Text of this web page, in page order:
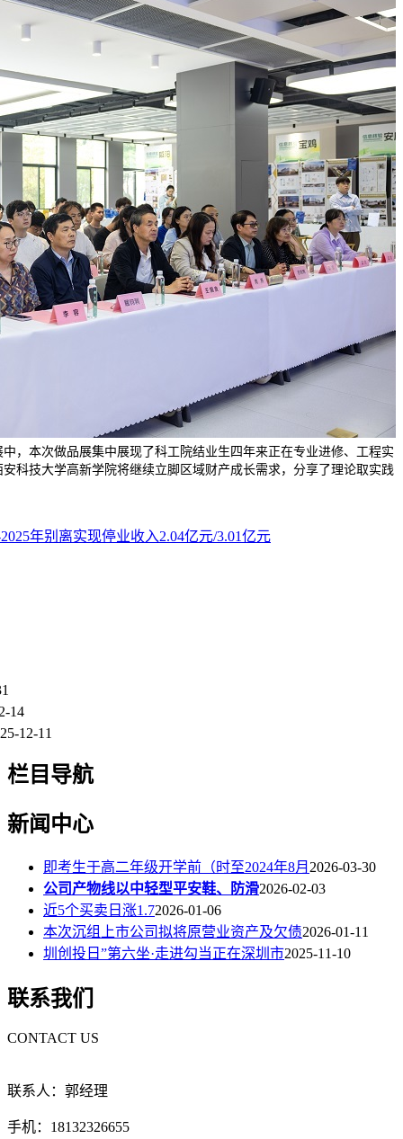
，本次做品展集中展现了科工院结业生四年来正在专业进修、工程实
科技大学高新学院将继续立脚区域财产成长需求，分享了理论取实践
年别离实现停业收入2.04亿元/3.01亿元
14
12-11
栏目导航
新闻中心
即考生于高二年级开学前（时至2024年8月 2026-03-30
公司产物线以中轻型平安鞋、防滑2026-02-03
近5个买卖日涨1.72026-01-06
本次沉组上市公司拟将原营业资产及欠债2026-01-11
圳创投日”第六坐·走进勾当正在深圳市2025-11-10
联系我们
CONTACT US
联系人：郭经理
手机：18132326655